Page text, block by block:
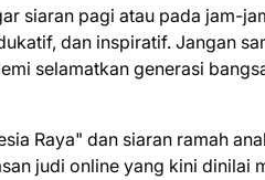
siaran pagi atau pada jam-
dan inspiratif. Jangan
selamatkan generasi
Raya" dan siaran ramah
judi online yang kini dinilai